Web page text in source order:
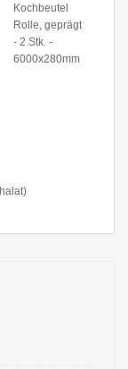
Kochbeutel
Rolle, geprägt
- 2 Stk. -
6000x280mm